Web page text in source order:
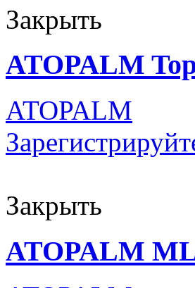
Закрыть
ATOPALM
ATOPALM
Закрыть
ATOPALM